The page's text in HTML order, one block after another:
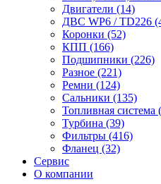
Двигатели (14)
ДВС WP6 / TD226
Коронки (52)
КПП (166)
Подшипники (226)
Разное (221)
Ремни (124)
Сальники (135)
Топливная система
Турбина (39)
Фильтры (416)
Фланец (32)
Сервис
О компании